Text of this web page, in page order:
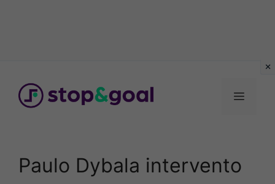
contenuto
Menu
Paulo Dybala intervento